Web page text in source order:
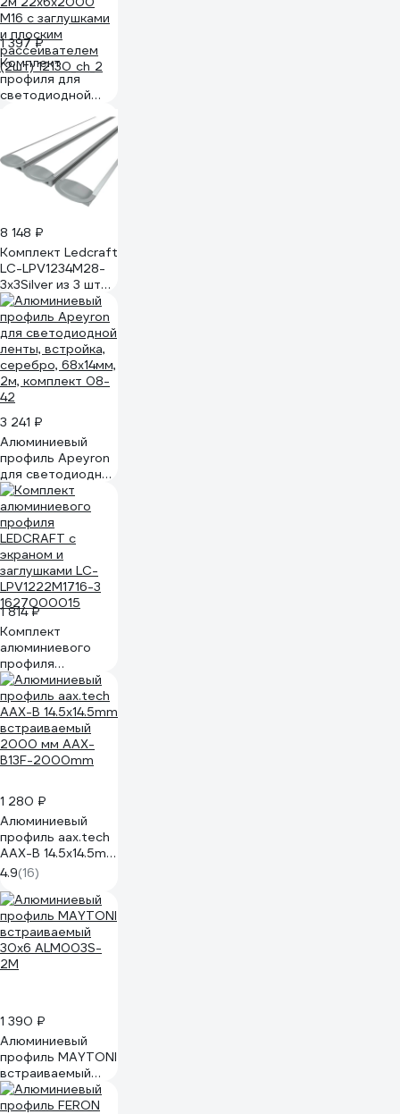
1 397 ₽
Комплект
профиля для
светодиодной
врезной Geniled
2м 22x6x2000
М16 с заглушками
и плоским
рассеивателем
(2шт) 12130_ch_2
8 148 ₽
Комплект Ledcraft
LC-LPV1234M28-
3x3Silver из 3 шт
серебро (3м
профиль+3м
рассеиватель+2
заглушки)
1616340215
3 241 ₽
Алюминиевый
профиль Apeyron
для светодиодной
ленты, встройка,
серебро, 68x14мм,
2м, комплект 08-
42
1 814 ₽
Комплект
алюминиевого
профиля
LEDCRAFT с
экраном и
заглушками LC-
LPV1222M1716-3
1627000015
1 280 ₽
Алюминиевый
профиль aax.tech
AAX-B 14.5x14.5mm
встраиваемый
2000 мм AAX-
B13F-2000mm
4.9(16)
1 390 ₽
Алюминиевый
профиль MAYTONI
встраиваемый
30x6 ALM003S-
2M